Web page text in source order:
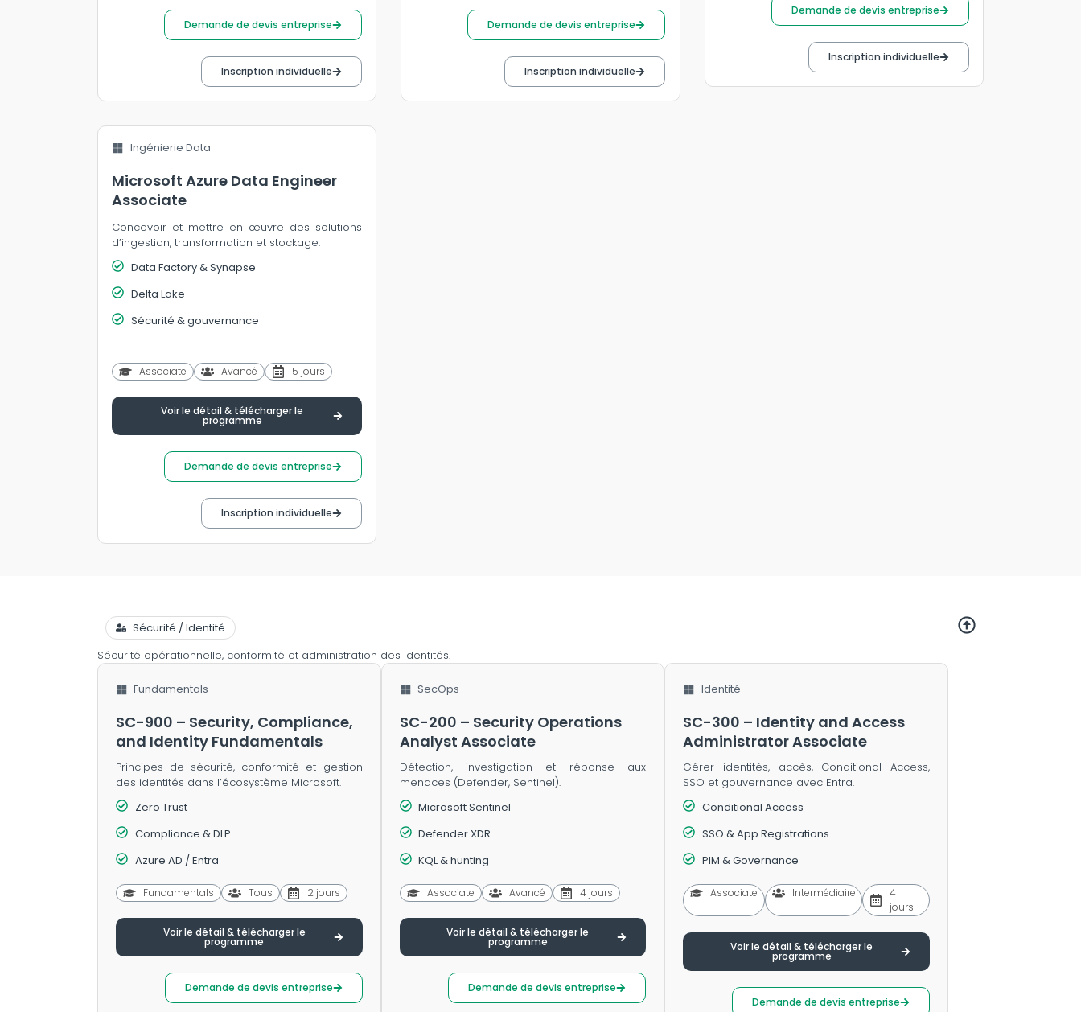
Demande de devis entreprise
Inscription individuelle
Demande de devis entreprise
Inscription individuelle
Demande de devis entreprise
Inscription individuelle
Ingénierie Data
Microsoft Azure Data Engineer
Associate
Concevoir et mettre en œuvre des solutions
d’ingestion, transformation et stockage.
Data Factory & Synapse
Delta Lake
Sécurité & gouvernance
Associate Avancé 5 jours
Voir le détail & télécharger le
programme
Demande de devis entreprise
Inscription individuelle
Sécurité / Identité
Sécurité opérationnelle, conformité et administration des identités.
Fundamentals
SC-900 – Security, Compliance,
and Identity Fundamentals
Principes de sécurité, conformité et gestion
des identités dans l’écosystème Microsoft.
Zero Trust
Compliance & DLP
Azure AD / Entra
Fundamentals Tous 2 jours
Voir le détail & télécharger le
programme
Demande de devis entreprise
SecOps
SC-200 – Security Operations
Analyst Associate
Détection, investigation et réponse aux
menaces (Defender, Sentinel).
Microsoft Sentinel
Defender XDR
KQL & hunting
Associate Avancé 4 jours
Voir le détail & télécharger le
programme
Demande de devis entreprise
Identité
SC-300 – Identity and Access
Administrator Associate
Gérer identités, accès, Conditional Access,
SSO et gouvernance avec Entra.
Conditional Access
SSO & App Registrations
PIM & Governance
Associate Intermédiaire
4
jours
Voir le détail & télécharger le
programme
Demande de devis entreprise